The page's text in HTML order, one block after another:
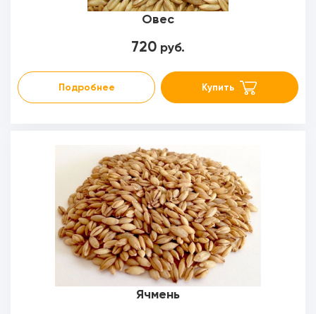
Овес
720 руб.
Подробнее Купить
Ячмень